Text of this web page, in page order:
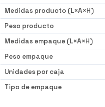
Medidas producto (L×A×H)
Peso producto
Medidas empaque (L×A×H)
Peso empaque
Unidades por caja
Tipo de empaque